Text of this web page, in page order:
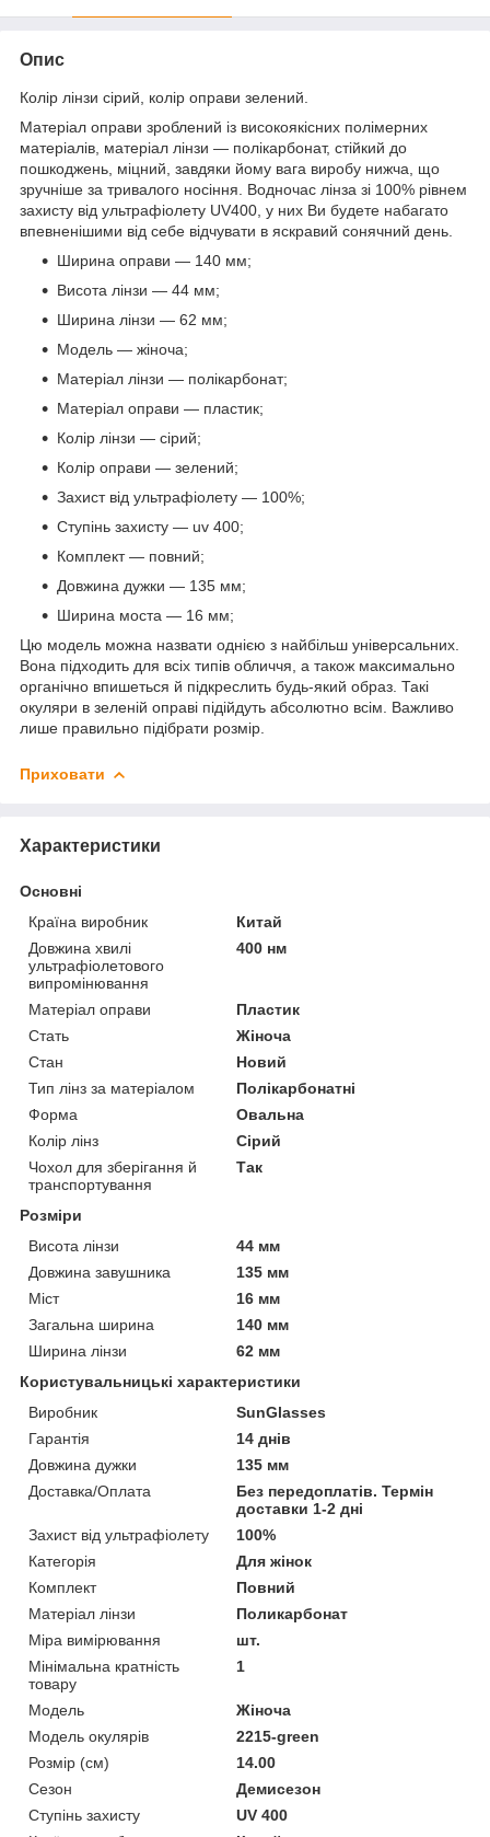
Опис
Колір лінзи сірий, колір оправи зелений.
Матеріал оправи зроблений із високоякісних полімерних
матеріалів, матеріал лінзи — полікарбонат, стійкий до
пошкоджень, міцний, завдяки йому вага виробу нижча, що
зручніше за тривалого носіння. Водночас лінза зі 100% рівнем
захисту від ультрафіолету UV400, у них Ви будете набагато
впевненішими від себе відчувати в яскравий сонячний день.
Ширина оправи — 140 мм;
Висота лінзи — 44 мм;
Ширина лінзи — 62 мм;
Модель — жіноча;
Матеріал лінзи — полікарбонат;
Матеріал оправи — пластик;
Колір лінзи — сірий;
Колір оправи — зелений;
Захист від ультрафіолету — 100%;
Ступінь захисту — uv 400;
Комплект — повний;
Довжина дужки — 135 мм;
Ширина моста — 16 мм;
Цю модель можна назвати однією з найбільш універсальних.
Вона підходить для всіх типів обличчя, а також максимально
органічно впишеться й підкреслить будь-який образ. Такі
окуляри в зеленій оправі підійдуть абсолютно всім. Важливо
лише правильно підібрати розмір.
Приховати
Характеристики
Основні
Країна виробник
Китай
Довжина хвилі
ультрафіолетового
випромінювання
400 нм
Матеріал оправи
Пластик
Стать
Жіноча
Стан
Новий
Тип лінз за матеріалом
Полікарбонатні
Форма
Овальна
Колір лінз
Сірий
Чохол для зберігання й
транспортування
Так
Розміри
Висота лінзи
44 мм
Довжина завушника
135 мм
Міст
16 мм
Загальна ширина
140 мм
Ширина лінзи
62 мм
Користувальницькі характеристики
Виробник
SunGlasses
Гарантія
14 днів
Довжина дужки
135 мм
Доставка/Оплата
Без передоплатів. Термін
доставки 1-2 дні
Захист від ультрафіолету
100%
Категорія
Для жінок
Комплект
Повний
Матеріал лінзи
Поликарбонат
Міра вимірювання
шт.
Мінімальна кратність
товару
1
Мoдель
Жіноча
Модель окулярів
2215-green
Розмір (см)
14.00
Сезон
Демисезон
Ступінь захисту
UV 400